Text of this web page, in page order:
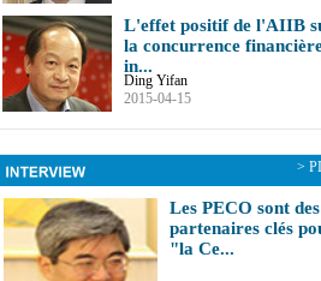
L'effet positif de l'AIIB
la concurrence
in...
Ding Yifan
2015-04-15
>
Les PECO sont des
partenaires clés
"la Ce...